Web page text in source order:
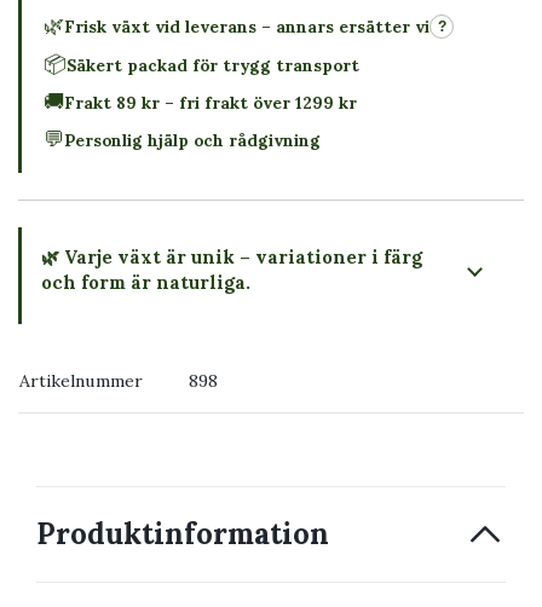
🌿Frisk växt vid leverans – annars ersätter vi ?
📦Säkert packad för trygg transport
🚚Frakt 89 kr – fri frakt över 1299 kr
💬Personlig hjälp och rådgivning
🌿 Varje växt är unik – variationer i färg
och form är naturliga.
Artikelnummer 898
Produktinformation